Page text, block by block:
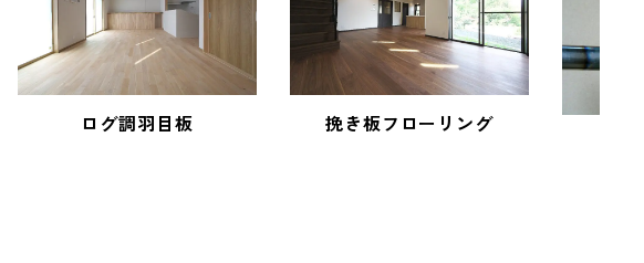
ログ調羽目板 挽き板フローリング